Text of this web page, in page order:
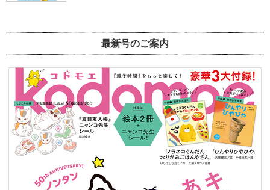
最新号のご案内